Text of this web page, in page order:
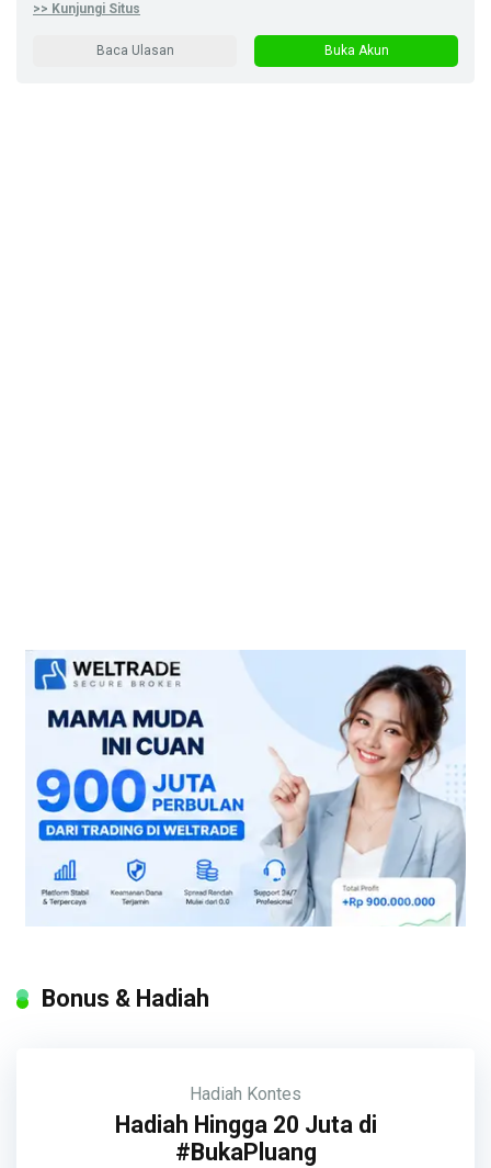
>> Kunjungi Situs
Baca Ulasan Buka Akun
Bonus & Hadiah
Hadiah Kontes
Hadiah Hingga 20 Juta di
#BukaPluang